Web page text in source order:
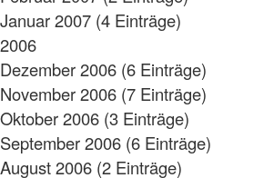
Januar 2007 (4 Einträge)
2006
Dezember 2006 (6 Einträge)
November 2006 (7 Einträge)
Oktober 2006 (3 Einträge)
September 2006 (6 Einträge)
August 2006 (2 Einträge)